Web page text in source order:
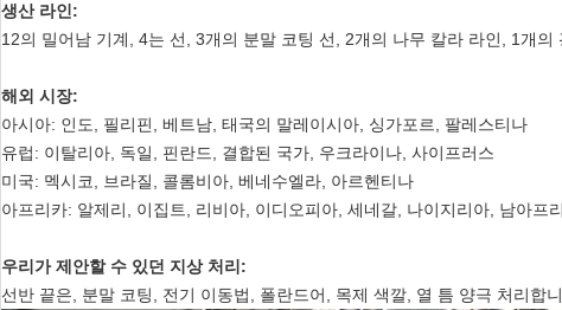
생산 라인:
12의 밀어남 기계,
4는 선, 3개의 분말 코팅 선, 2개의 나무 칼라 라인, 1개의
해외 시장:
아시아: 인도, 필리핀, 베트남, 태국의 말레이시아, 싱가포르, 팔레스티나
유럽: 이탈리아, 독일, 핀란드, 결합된 국가, 우크라이나, 사이프러스
미국: 멕시코, 브라질, 콜롬비아, 베네수엘라, 아르헨티나
아프리카: 알제리, 이집트, 리비아, 이디오피아, 세네갈, 나이지리아, 남아프
우리가 제안할 수 있던 지상 처리:
선반 끝은, 분말 코팅, 전기 이동법, 폴란드어, 목제 색깔, 열 틈 양극 처리합